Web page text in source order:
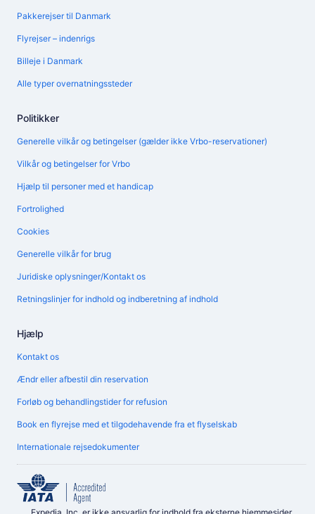
Pakkerejser til Danmark
Flyrejser – indenrigs
Billeje i Danmark
Alle typer overnatningssteder
Politikker
Generelle vilkår og betingelser (gælder ikke Vrbo-reservationer)
Vilkår og betingelser for Vrbo
Hjælp til personer med et handicap
Fortrolighed
Cookies
Generelle vilkår for brug
Juridiske oplysninger/Kontakt os
Retningslinjer for indhold og indberetning af indhold
Hjælp
Kontakt os
Ændr eller afbestil din reservation
Forløb og behandlingstider for refusion
Book en flyrejse med et tilgodehavende fra et flyselskab
Internationale rejsedokumenter